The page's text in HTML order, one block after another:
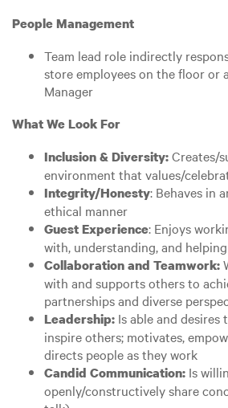
People Management
Team lead role indirectly
store employees on the floor or
Manager
What We Look For
Inclusion & Diversity:Creates/
environment that values/
Integrity/Honesty: Behaves in
ethical manner
Guest Experience: Enjoys
with, understanding, and
Collaboration and Teamwork:
with and supports others to
partnerships and diverse
Leadership: Is able and desires
inspire others; motivates,
directs people as they work
Candid Communication: Is
openly/constructively share